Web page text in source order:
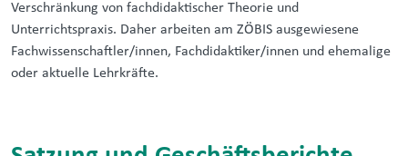
Verschränkung von fachdidaktischer Theorie und
Unterrichtspraxis. Daher arbeiten am ZÖBIS ausgewiesene
Fachwissenschaftler/innen, Fachdidaktiker/innen und ehemalige
oder aktuelle Lehrkräfte.